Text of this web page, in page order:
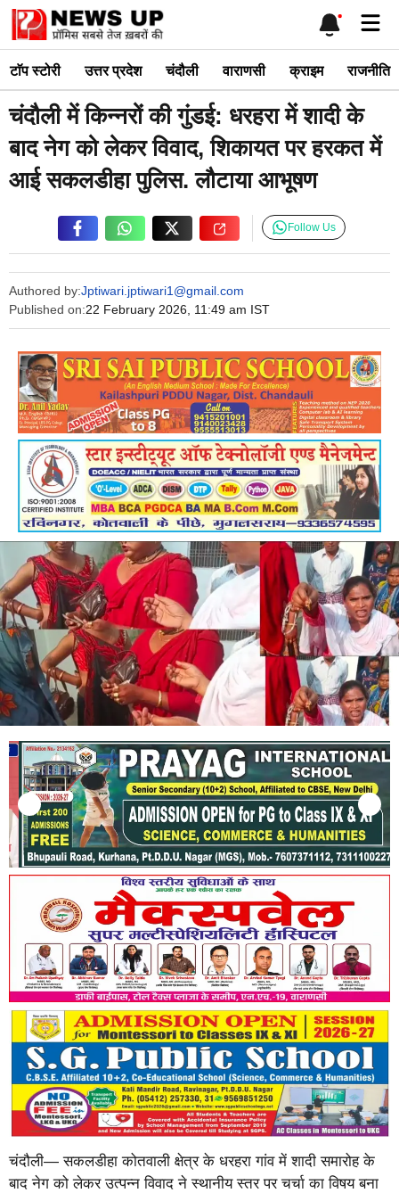
Skip
content
टाॅप स्टोरी उत्तर प्रदेश चंदौली वाराणसी क्राइम राजनीति
चंदौली में किन्नरों की गुंडई: धरहरा में शादी के
बाद नेग को लेकर विवाद, शिकायत पर हरकत में
आई सकलडीहा पुलिस. लौटाया आभूषण
Authored by:Jptiwari.jptiwari1@gmail.com
Published on:22 February 2026, 11:49 am IST
Follow Us
चंदौली— सकलडीहा कोतवाली क्षेत्र के धरहरा गांव में शादी समारोह के
बाद नेग को लेकर उत्पन्न विवाद ने स्थानीय स्तर पर चर्चा का विषय बना